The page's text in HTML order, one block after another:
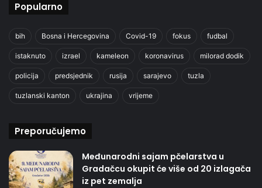
Popularno
bih Bosna i Hercegovina Covid-19 fokus fudbal
istaknuto izrael kameleon koronavirus milorad dodik
policija predsjednik rusija sarajevo tuzla
tuzlanski kanton ukrajina vrijeme
Preporučujemo
Međunarodni sajam pčelarstva u
Gradačcu okupit će više od 20 izlagača
iz pet zemalja